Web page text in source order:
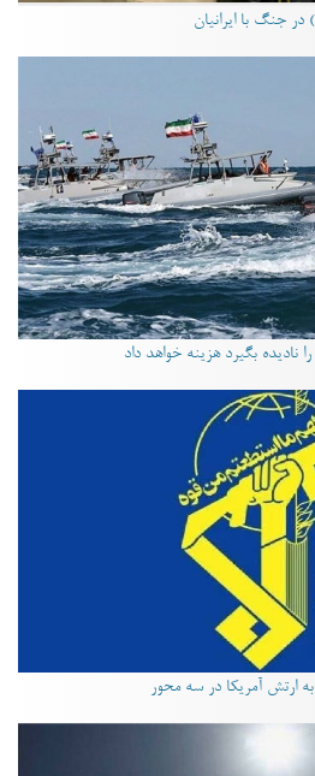
جنگ با ایرانیان
نادیده بگیرد هزینه خواهد داد
ارتش آمریکا در سه محور